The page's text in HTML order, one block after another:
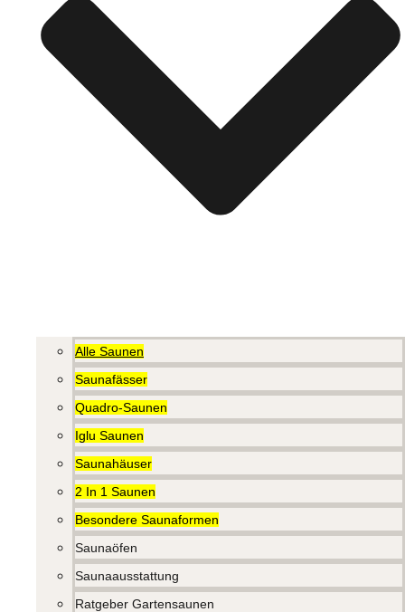
Alle Saunen
Saunafässer
Quadro-Saunen
Iglu Saunen
Saunahäuser
2 In 1 Saunen
Besondere Saunaformen
Saunaöfen
Saunaausstattung
Ratgeber Gartensaunen